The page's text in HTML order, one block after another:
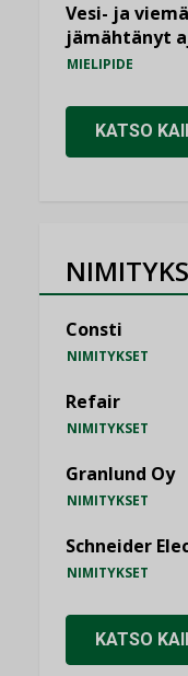
Vesi- ja
jämähtänyt
MIELIPIDE
KATSO
Consti
NIMITYKSET
Refair
NIMITYKSET
Granlund Oy
NIMITYKSET
Schneider
NIMITYKSET
KATSO